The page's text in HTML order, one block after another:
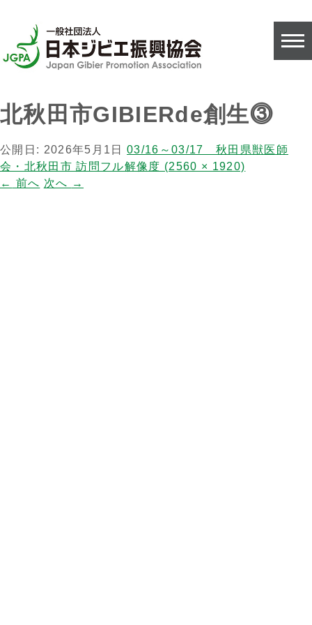
北秋田市GIBIERde創生⓷
公開日: 2026年5月1日
03/16～03/17 秋田県獣医師
会・北秋田市 訪問 フル解像度 (2560 × 1920)
← 前へ 次へ →